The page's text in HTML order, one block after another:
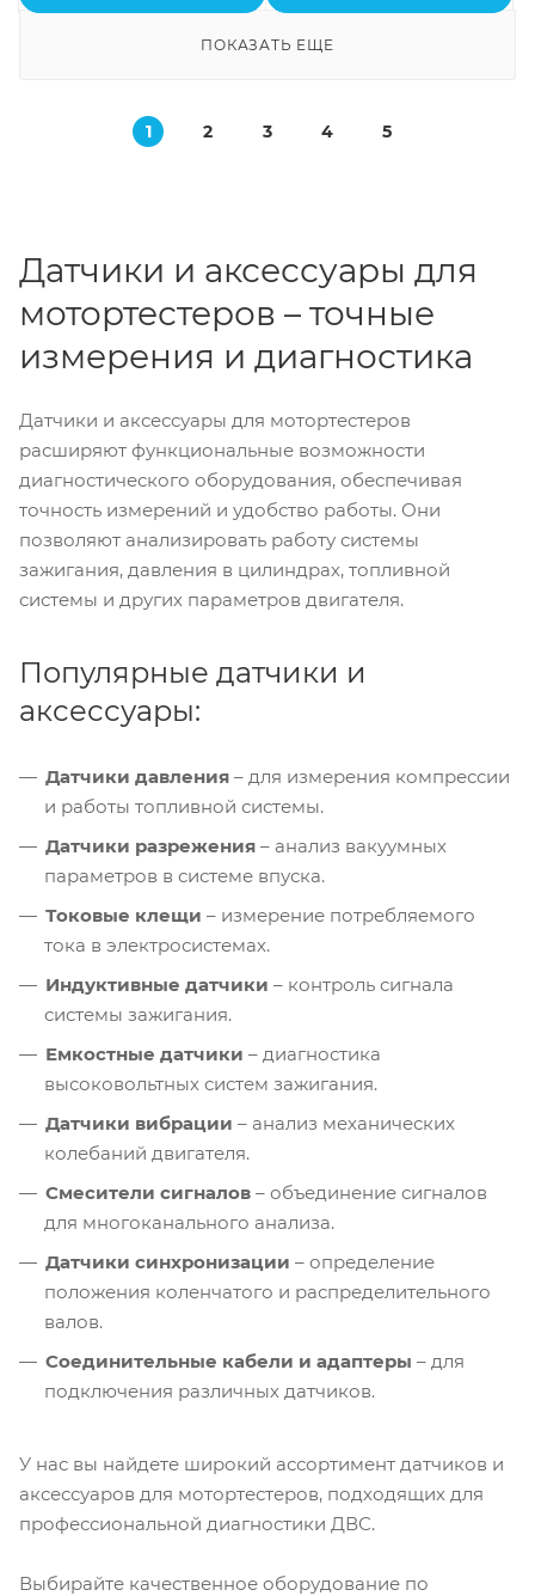
ПОКАЗАТЬ ЕЩЕ
1 2 3 4 5
Датчики и аксессуары для
мотортестеров – точные
измерения и диагностика
Датчики и аксессуары для мотортестеров
расширяют функциональные возможности
диагностического оборудования, обеспечивая
точность измерений и удобство работы. Они
позволяют анализировать работу системы
зажигания, давления в цилиндрах, топливной
системы и других параметров двигателя.
Популярные датчики и
аксессуары:
Датчики давления – для измерения компрессии
и работы топливной системы.
Датчики разрежения – анализ вакуумных
параметров в системе впуска.
Токовые клещи – измерение потребляемого
тока в электросистемах.
Индуктивные датчики – контроль сигнала
системы зажигания.
Емкостные датчики – диагностика
высоковольтных систем зажигания.
Датчики вибрации – анализ механических
колебаний двигателя.
Смесители сигналов – объединение сигналов
для многоканального анализа.
Датчики синхронизации – определение
положения коленчатого и распределительного
валов.
Соединительные кабели и адаптеры – для
подключения различных датчиков.
У нас вы найдете широкий ассортимент датчиков и
аксессуаров для мотортестеров, подходящих для
профессиональной диагностики ДВС.
Выбирайте качественное оборудование по